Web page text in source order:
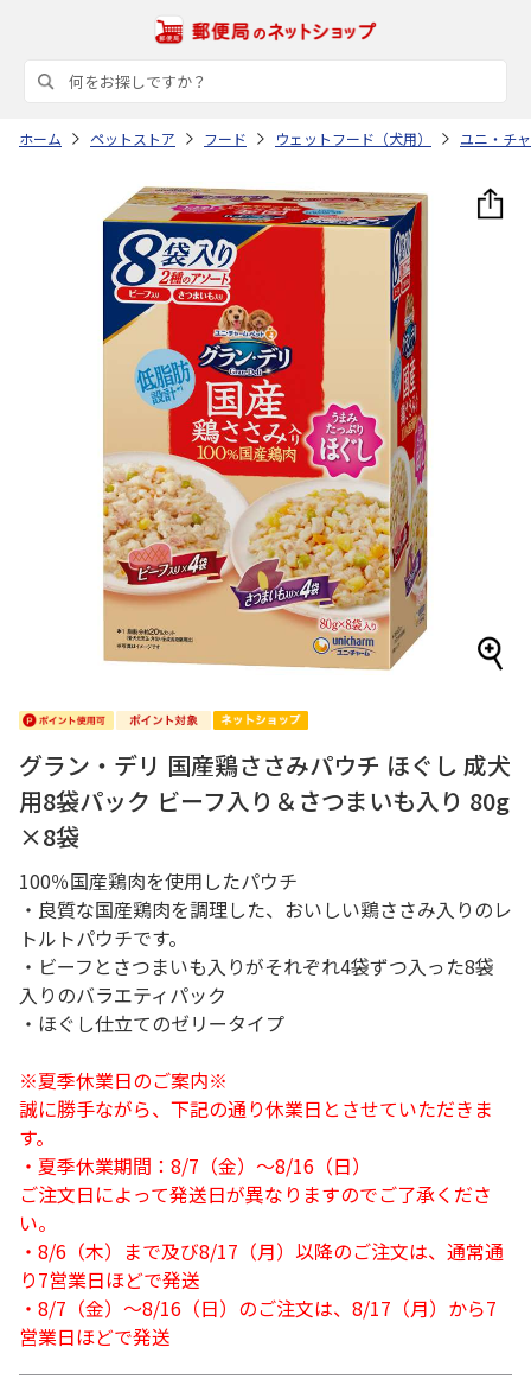
ホーム ペットストア フード ウェットフード（犬用） ユニ・チ
グラン・デリ 国産鶏ささみパウチ ほぐし 成犬
用8袋パック ビーフ入り＆さつまいも入り 80g
×8袋
100％国産鶏肉を使用したパウチ
・良質な国産鶏肉を調理した、おいしい鶏ささみ入りのレ
トルトパウチです。
・ビーフとさつまいも入りがそれぞれ4袋ずつ入った8袋
入りのバラエティパック
・ほぐし仕立てのゼリータイプ
※夏季休業日のご案内※
誠に勝手ながら、下記の通り休業日とさせていただきま
す。
・夏季休業期間：8/7（金）～8/16（日）
ご注文日によって発送日が異なりますのでご了承くださ
い。
・8/6（木）まで及び8/17（月）以降のご注文は、通常通
り7営業日ほどで発送
・8/7（金）～8/16（日）のご注文は、8/17（月）から7
営業日ほどで発送